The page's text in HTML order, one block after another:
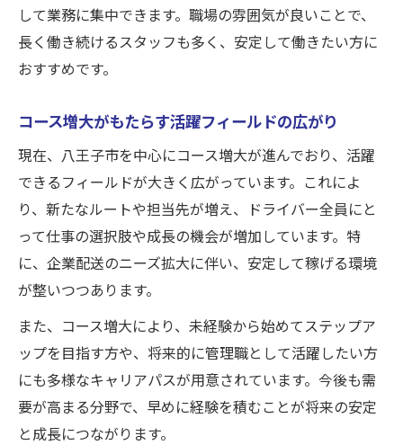
して業務に集中できます。職場の雰囲気が良いことで、
長く働き続けるスタッフも多く、安定して働きたい方に
おすすめです。
コース増大がもたらす活躍フィールドの広がり
現在、八王子市を中心にコース増大が進んでおり、活躍
できるフィールドが大きく広がっています。これによ
り、新たなルートや担当先が増え、ドライバー全員にと
って仕事の選択肢や成長の機会が増加しています。特
に、企業配送のニーズ拡大に伴い、安定して稼げる環境
が整いつつあります。
また、コース増大により、未経験から始めてステップア
ップを目指す方や、将来的に管理職として活躍したい方
にも多様なキャリアパスが用意されています。今後も需
要が高まる分野で、早めに経験を積むことが将来の安定
と成長につながります。